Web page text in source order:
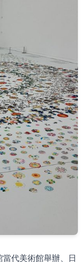
代美術館舉辦、日